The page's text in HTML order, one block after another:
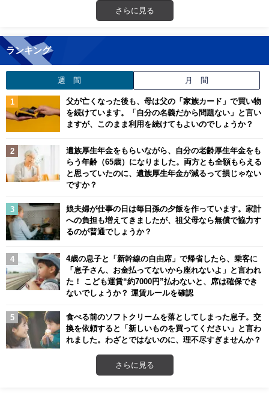
さらに見る
ランキング
週 間 月 間
父が亡くなった後も、母は父の「家族カード」で買い物
を続けています。「自分の名義だから問題ない」と言い
ますが、このまま利用を続けてもよいのでしょうか？
遺族厚生年金をもらいながら、自分の老齢厚生年金をも
らう年齢（65歳）になりました。両方とも全額もらえる
と思っていたのに、遺族厚生年金が減るって損じゃない
ですか？
娘夫婦が仕事の日は毎日孫の夕飯を作っています。家計
への負担も増えてきましたが、祖父母なら無償で協力す
るのが普通でしょうか？
4歳の息子と「新幹線の自由席」で帰省したら、乗客に
「息子さん、お金払ってないから座れないよ」と言われ
た！ こども運賃“約7000円”払わないと、席は確保でき
ないでしょうか？ 運賃ルールを確認
食べる前のソフトクリームを落としてしまった息子。交
換を依頼すると「新しいものを買ってください」と言わ
れました。わざとではないのに、理不尽すぎませんか？
さらに見る